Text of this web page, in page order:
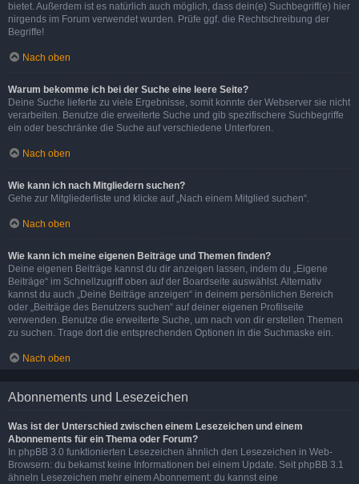
bietet. Außerdem ist es natürlich auch möglich, dass dein(e) Suchbegriff(e) hier
nirgends im Forum verwendet wurden. Prüfe ggf. die Rechtschreibung der
Begriffe!
Nach oben
Warum bekomme ich bei der Suche eine leere Seite?
Deine Suche lieferte zu viele Ergebnisse, somit konnte der Webserver sie nicht
verarbeiten. Benutze die erweiterte Suche und gib spezifischere Suchbegriffe
ein oder beschränke die Suche auf verschiedene Unterforen.
Nach oben
Wie kann ich nach Mitgliedern suchen?
Gehe zur Mitgliederliste und klicke auf „Nach einem Mitglied suchen“.
Nach oben
Wie kann ich meine eigenen Beiträge und Themen finden?
Deine eigenen Beiträge kannst du dir anzeigen lassen, indem du „Eigene
Beiträge“ im Schnellzugriff oben auf der Boardseite auswählst. Alternativ
kannst du auch „Deine Beiträge anzeigen“ in deinem persönlichen Bereich
oder „Beiträge des Benutzers suchen“ auf deiner eigenen Profilseite
verwenden. Benutze die erweiterte Suche, um nach von dir erstellen Themen
zu suchen. Trage dort die entsprechenden Optionen in die Suchmaske ein.
Nach oben
Abonnements und Lesezeichen
Was ist der Unterschied zwischen einem Lesezeichen und einem
Abonnements für ein Thema oder Forum?
In phpBB 3.0 funktionierten Lesezeichen ähnlich den Lesezeichen in Web-
Browsern: du bekamst keine Informationen bei einem Update. Seit phpBB 3.1
ähneln Lesezeichen mehr einem Abonnement: du kannst eine